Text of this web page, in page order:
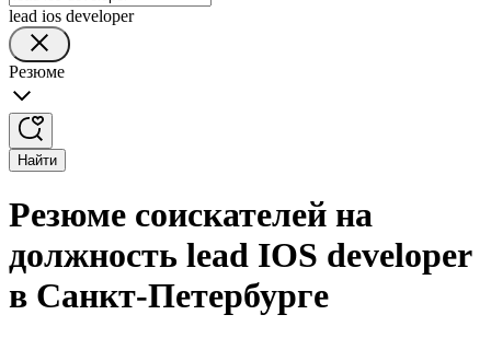
lead ios developer
Резюме
Найти
Резюме соискателей на
должность lead IOS developer
в Санкт-Петербурге